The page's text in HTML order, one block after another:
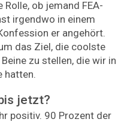
Rolle, ob jemand FEA-
irgendwo in einem
er angehört.
das Ziel, die coolste
zu stellen, die wir in
hatten.
jetzt?
positiv. 90 Prozent der